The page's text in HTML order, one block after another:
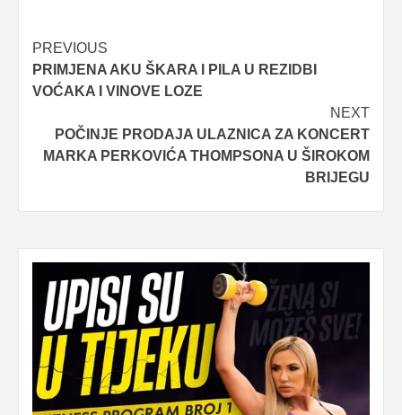
Post
navigation
PREVIOUS
PRIMJENA AKU ŠKARA I PILA U REZIDBI
VOĆAKA I VINOVE LOZE
NEXT
POČINJE PRODAJA ULAZNICA ZA KONCERT
MARKA PERKOVIĆA THOMPSONA U ŠIROKOM
BRIJEGU